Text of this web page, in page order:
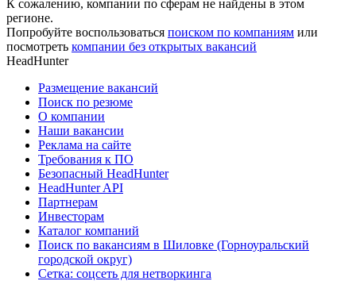
К сожалению, компании по сферам не найдены в этом
регионе.
Попробуйте воспользоваться поиском по компаниям или
посмотреть компании без открытых вакансий
HeadHunter
Размещение вакансий
Поиск по резюме
О компании
Наши вакансии
Реклама на сайте
Требования к ПО
Безопасный HeadHunter
HeadHunter API
Партнерам
Инвесторам
Каталог компаний
Поиск по вакансиям в Шиловке (Горноуральский
городской округ)
Сетка: соцсеть для нетворкинга